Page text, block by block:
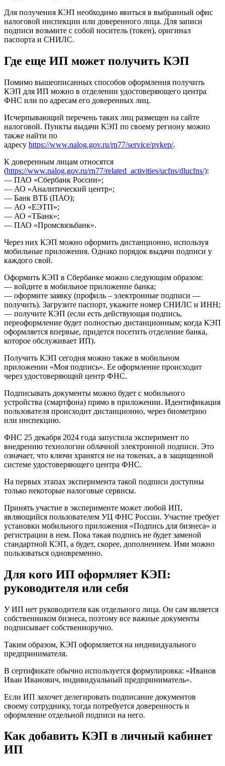
Для получения КЭП необходимо явиться в выбранный офис
налоговой инспекции или доверенного лица. Для записи
подписи возьмите с собой носитель (токен), оригинал
паспорта и СНИЛС.
Где еще ИП может получить КЭП
Помимо вышеописанных способов оформления получить
КЭП для ИП можно в отделении удостоверяющего центра
ФНС или по адресам его доверенных лиц.
Исчерпывающий перечень таких лиц размещен на сайте
налоговой. Пункты выдачи КЭП по своему региону можно
также найти по
адресу https://www.nalog.gov.ru/rn77/service/pvkep/.
К доверенным лицам относятся
(https://www.nalog.gov.ru/rn77/related_activities/ucfns/dlucfns/):
— ПАО «Сбербанк России»;
— АО «Аналитический центр»;
— Банк ВТБ (ПАО);
— АО «ЕЭТП»;
— АО «ТБанк»;
— ПАО «Промсвязьбанк».
Через них КЭП можно оформить дистанционно, используя
мобильные приложения. Однако порядок выдачи подписи у
каждого свой.
Оформить КЭП в Сбербанке можно следующим образом:
— войдите в мобильное приложение банка;
— оформите заявку (профиль – электронные подписи —
получить). Загрузите паспорт, укажите номер СНИЛС и ИНН;
— получите КЭП (если есть действующая подпись,
переоформление будет полностью дистанционным; когда КЭП
оформляется впервые, придется посетить отделение банка,
которое обслуживает ИП).
Получить КЭП сегодня можно также в мобильном
приложении «Моя подпись». Ее оформление происходит
через удостоверяющий центр ФНС.
Подписывать документы можно будет с мобильного
устройства (смартфона) прямо в приложении. Идентификация
пользователя происходит дистанционно, через биометрию
или инспекцию.
ФНС 25 декабря 2024 года запустила эксперимент по
внедрению технологии облачной электронной подписи. Это
означает, что ключи хранятся не на токенах, а в защищенной
системе удостоверяющего центра ФНС.
На первых этапах эксперимента такой подписи доступны
только некоторые налоговые сервисы.
Принять участие в эксперименте может любой ИП,
являющийся пользователем УЦ ФНС России. Участие требует
установки мобильного приложения «Подпись для бизнеса» и
регистрации в нем. Пока такая подпись не будет заменой
стандартной КЭП, а будет, скорее, дополнением. Ими можно
пользоваться одновременно.
Для кого ИП оформляет КЭП:
руководителя или себя
У ИП нет руководителя как отдельного лица. Он сам является
собственником бизнеса, поэтому все важные документы
подписывает собственноручно.
Таким образом, КЭП оформляется на индивидуального
предпринимателя.
В сертификате обычно используется формулировка: «Иванов
Иван Иванович, индивидуальный предприниматель».
Если ИП захочет делегировать подписание документов
своему сотруднику, тогда потребуется доверенность и
оформление отдельной подписи на него.
Как добавить КЭП в личный кабинет
ИП